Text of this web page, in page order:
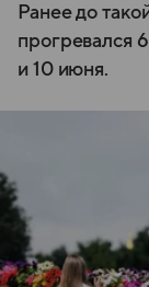
Ранее до
прогревался
и 10 июня.